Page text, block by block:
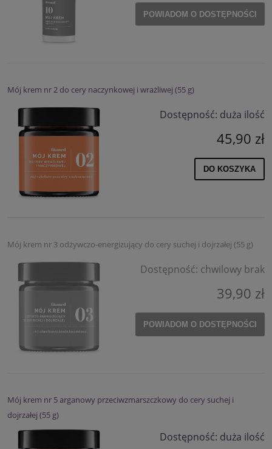
POWIADOM O DOSTĘPNOŚCI
Mój krem nr 2 do cery naczynkowej i wrażliwej (55 g)
Dostępność: duża ilość
45,90 zł
DO KOSZYKA
Mój krem nr 3 odżywczo-energizujący do cery suchej i dojrzałej (55 g)
Dostępność: chwilowy brak
39,90 zł
POWIADOM O DOSTĘPNOŚCI
Mój krem nr 5 arganowy przeciwzmarszczkowy do cery suchej i
dojrzałej (55 g)
Dostępność: duża ilość